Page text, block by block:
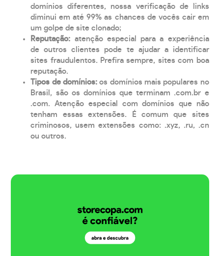
domínios diferentes, nossa verificação de links
diminui em até 99% as chances de vocês cair em
um golpe de site clonado;
Reputação: atenção especial para a experiência
de outros clientes pode te ajudar a identificar
sites fraudulentos. Prefira sempre, sites com boa
reputação.
Tipos de domínios:os domínios mais populares no
Brasil, são os domínios que terminam .com.br e
.com. Atenção especial com domínios que não
tenham essas extensões. É comum que sites
criminosos, usem extensões como: .xyz, .ru, .cn
ou outros.